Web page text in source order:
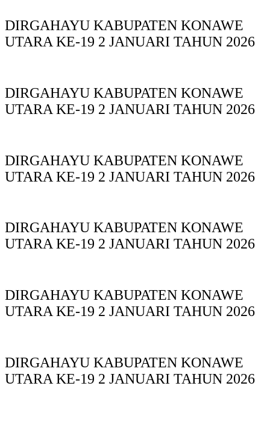
DIRGAHAYU KABUPATEN KONAWE
UTARA KE-19 2 JANUARI TAHUN 2026
DIRGAHAYU KABUPATEN KONAWE
UTARA KE-19 2 JANUARI TAHUN 2026
DIRGAHAYU KABUPATEN KONAWE
UTARA KE-19 2 JANUARI TAHUN 2026
DIRGAHAYU KABUPATEN KONAWE
UTARA KE-19 2 JANUARI TAHUN 2026
DIRGAHAYU KABUPATEN KONAWE
UTARA KE-19 2 JANUARI TAHUN 2026
DIRGAHAYU KABUPATEN KONAWE
UTARA KE-19 2 JANUARI TAHUN 2026